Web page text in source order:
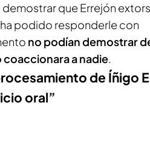
que Errejón
podido responderle con
no podían demostrar
a nadie.
de Íñigo
oral”